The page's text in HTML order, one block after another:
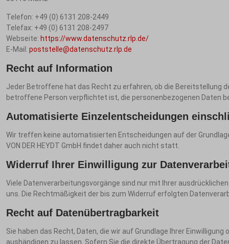
Telefon: +49 (0) 6131 208-2449
Telefax: +49 (0) 6131 208-2497
Webseite: https://www.datenschutz.rlp.de/
E-Mail: poststelle@datenschutz.rlp.de
Recht auf Information
Jeder Betroffene hat das Recht zu erfahren, ob die Bereitstellung
betroffene Person verpflichtet ist, die personenbezogenen Daten
Automatisierte Einzelentscheidungen
Wir treffen keine automatisierten Entscheidungen auf der
VON DER HEYDT GmbH findet daher auch nicht statt.
Widerruf Ihrer Einwilligung zur
Viele Datenverarbeitungsvorgänge sind nur mit Ihrer
uns. Die Rechtmäßigkeit der bis zum Widerruf erfolgten
Recht auf Datenübertragbarkeit
Sie haben das Recht, Daten, die wir auf Grundlage Ihrer
aushändigen zu lassen. Sofern Sie die direkte Übertragung der